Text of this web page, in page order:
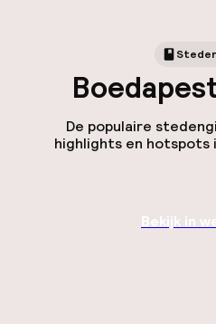
De populaire
highlights en hotspots
Bekijk in